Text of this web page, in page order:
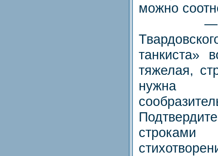
можно
— В
танкиста»
тяжелая,
нужна